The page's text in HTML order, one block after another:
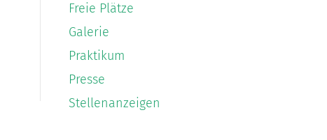
Freie Plätze
Galerie
Praktikum
Presse
Stellenanzeigen